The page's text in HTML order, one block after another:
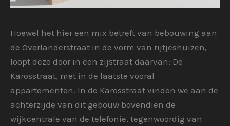
Hoewel het hier een mix betreft van bebouwing aan
de Overlanderstraat in de vorm van rijtjeshuizen,
loopt deze door in een zijstraat daarvan: De
Karosstraat, met in de laatste vooral
appartementen. In de Karosstraat vinden we aan de
achterzijde van dit gebouw bovendien de
wijkcentrale van de telefonie, tegenwoordig van